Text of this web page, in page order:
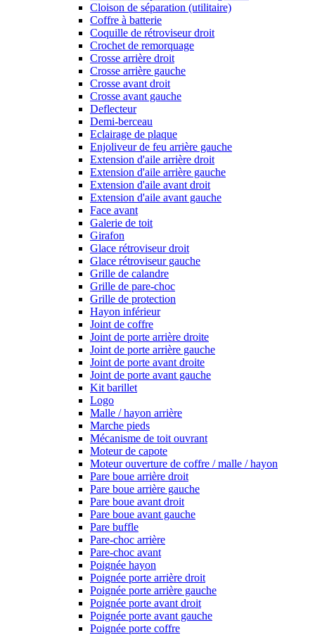
Cloison de séparation (utilitaire)
Coffre à batterie
Coquille de rétroviseur droit
Crochet de remorquage
Crosse arrière droit
Crosse arrière gauche
Crosse avant droit
Crosse avant gauche
Deflecteur
Demi-berceau
Eclairage de plaque
Enjoliveur de feu arrière gauche
Extension d'aile arrière droit
Extension d'aile arrière gauche
Extension d'aile avant droit
Extension d'aile avant gauche
Face avant
Galerie de toit
Girafon
Glace rétroviseur droit
Glace rétroviseur gauche
Grille de calandre
Grille de pare-choc
Grille de protection
Hayon inférieur
Joint de coffre
Joint de porte arrière droite
Joint de porte arrière gauche
Joint de porte avant droite
Joint de porte avant gauche
Kit barillet
Logo
Malle / hayon arrière
Marche pieds
Mécanisme de toit ouvrant
Moteur de capote
Moteur ouverture de coffre / malle / hayon
Pare boue arrière droit
Pare boue arrière gauche
Pare boue avant droit
Pare boue avant gauche
Pare buffle
Pare-choc arrière
Pare-choc avant
Poignée hayon
Poignée porte arrière droit
Poignée porte arrière gauche
Poignée porte avant droit
Poignée porte avant gauche
Poignée porte coffre